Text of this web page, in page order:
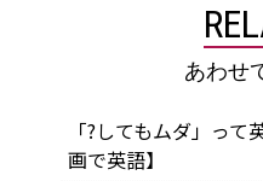
あわせ
「?してもムダ」っ
画で英語】